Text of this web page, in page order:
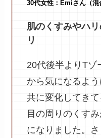
30代女性：Emiさん（混
肌のくすみやハ
リ
20代後半よりTゾ
から気になるよ
共に変化してき
目の周りのくす
になりました。